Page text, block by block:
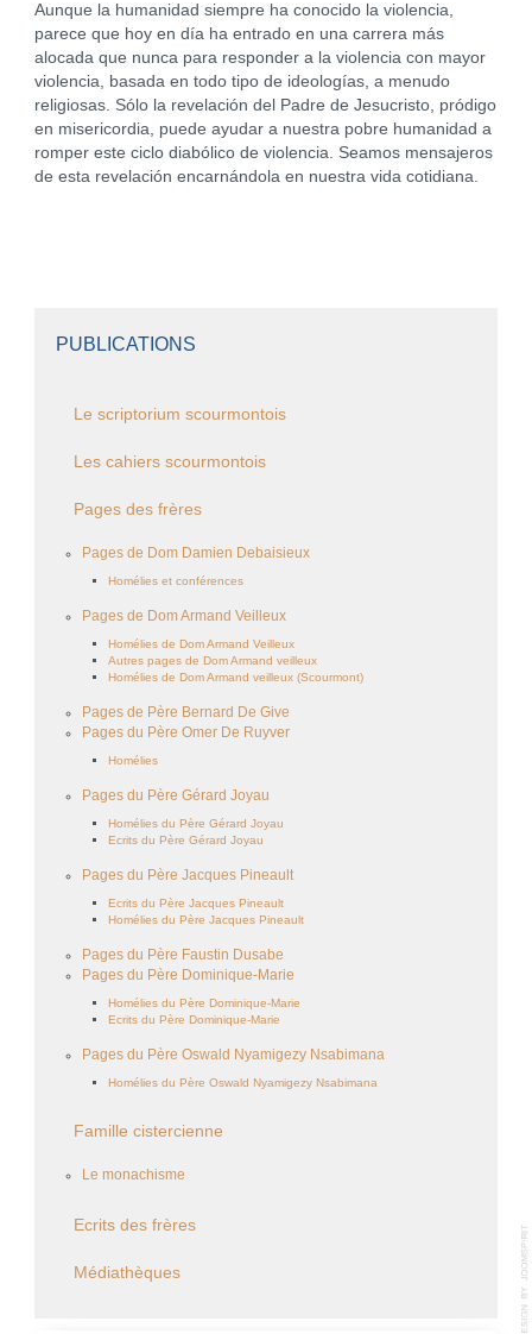
Aunque la humanidad siempre ha conocido la violencia,
parece que hoy en día ha entrado en una carrera más
alocada que nunca para responder a la violencia con mayor
violencia, basada en todo tipo de ideologías, a menudo
religiosas. Sólo la revelación del Padre de Jesucristo, pródigo
en misericordia, puede ayudar a nuestra pobre humanidad a
romper este ciclo diabólico de violencia. Seamos mensajeros
de esta revelación encarnándola en nuestra vida cotidiana.
PUBLICATIONS
Le scriptorium scourmontois
Les cahiers scourmontois
Pages des frères
Pages de Dom Damien Debaisieux
Homélies et conférences
Pages de Dom Armand Veilleux
Homélies de Dom Armand Veilleux
Autres pages de Dom Armand veilleux
Homélies de Dom Armand veilleux (Scourmont)
Pages de Père Bernard De Give
Pages du Père Omer De Ruyver
Homélies
Pages du Père Gérard Joyau
Homélies du Père Gérard Joyau
Ecrits du Père Gérard Joyau
Pages du Père Jacques Pineault
Ecrits du Père Jacques Pineault
Homélies du Père Jacques Pineault
Pages du Père Faustin Dusabe
Pages du Père Dominique-Marie
Homélies du Père Dominique-Marie
Ecrits du Père Dominique-Marie
Pages du Père Oswald Nyamigezy Nsabimana
Homélies du Père Oswald Nyamigezy Nsabimana
Famille cistercienne
Le monachisme
Ecrits des frères
Médiathèques